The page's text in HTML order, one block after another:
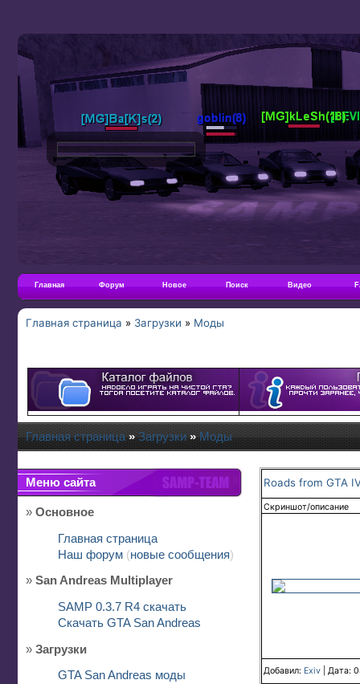
Главная Форум Новое Поиск Видео
Главная страница » Загрузки » Моды
Главная страница»Загрузки»Моды
Меню сайта
» Основное
Главная страница
Наш форум (новые сообщения)
» San Andreas Multiplayer
SAMP 0.3.7 R4 скачать
Скачать GTA San Andreas
» Загрузки
GTA San Andreas моды
Roads from GTA
Скриншот/описание
Добавил: Exiv | Дата: